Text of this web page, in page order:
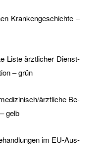
–
ärzt­li­cher Dienst­
– grün
ärzt­li­che Be­
gelb
im EU-Aus­